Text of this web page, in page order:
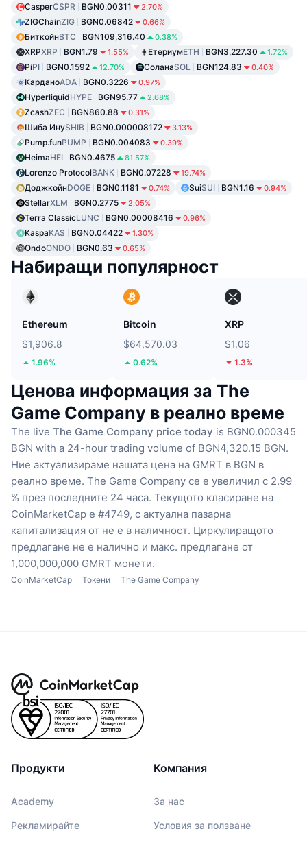
CasperCSPR BGN0.00311 2.70%
ZIGChainZIG BGN0.06842 0.66%
БиткойнBTC BGN109,316.40 0.38%
XRPXRP BGN1.79 1.55% ЕтериумETH BGN3,227.30 1.72%
PiPI BGN0.1592 12.70% СоланаSOL BGN124.83 0.40%
КарданоADA BGN0.3226 0.97%
HyperliquidHYPE BGN95.77 2.68%
ZcashZEC BGN860.88 0.31%
Шиба ИнуSHIB BGN0.000008172 3.13%
Pump.funPUMP BGN0.004083 0.39%
HeimaHEI BGN0.4675 81.57%
Lorenzo ProtocolBANK BGN0.07228 19.74%
ДоджкойнDOGE BGN0.1181 0.74% SuiSUI BGN1.16 0.94%
StellarXLM BGN0.2775 2.05%
Terra ClassicLUNC BGN0.00008416 0.96%
KaspaKAS BGN0.04422 1.30%
OndoONDO BGN0.63 0.65%
Набиращи популярност
Ethereum
$1,906.8
1.96%
Bitcoin
$64,570.03
0.62%
XRP
$1.06
1.3%
Ценова информация за The
Game Company в реално време
The live The Game Company price today is BGN0.000345
BGN with a 24-hour trading volume of BGN4,320.15 BGN.
Ние актуализираме нашата цена на GMRT в BGN в
реално време. The Game Company се е увеличил с 2.99
% през последните 24 часа. Текущото класиране на
CoinMarketCap е #4749, с актуална пазарна
капитализация от не е в наличност. Циркулиращото
предлагане не е налично и макс. предлагане от
1,000,000,000 GMRT монети.
CoinMarketCap Токени The Game Company
Продукти
Academy
Рекламирайте
Компания
За нас
Условия за ползване